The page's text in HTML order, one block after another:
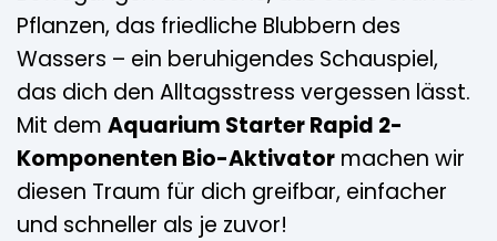
Pflanzen, das friedliche Blubbern des
Wassers – ein beruhigendes Schauspiel,
das dich den Alltagsstress vergessen lässt.
Mit dem Aquarium Starter Rapid 2-
Komponenten Bio-Aktivator machen wir
diesen Traum für dich greifbar, einfacher
und schneller als je zuvor!